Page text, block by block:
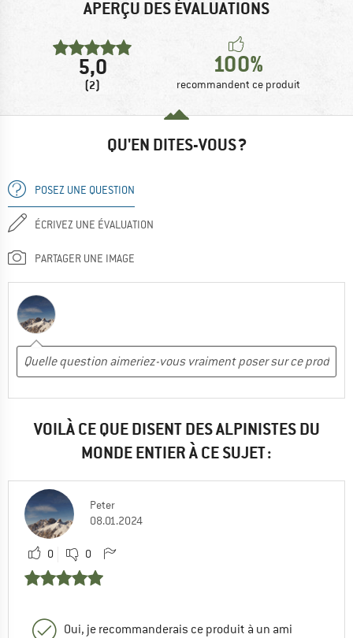
APERÇU DES ÉVALUATIONS
5,0
(2)
100%
recommandent ce produit
QU'EN DITES-VOUS ?
POSEZ UNE QUESTION
ÉCRIVEZ UNE ÉVALUATION
PARTAGER UNE IMAGE
VOILÀ CE QUE DISENT DES ALPINISTES DU
MONDE ENTIER À CE SUJET :
Peter
08.01.2024
0 0
Oui, je recommanderais ce produit à un ami